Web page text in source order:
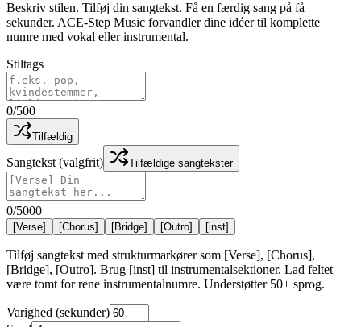
Beskriv stilen. Tilføj din sangtekst. Få en færdig sang på få
sekunder. ACE-Step Music forvandler dine idéer til komplette
numre med vokal eller instrumental.
Stiltags
0/500
Tilfældig
Sangtekst (valgfrit) Tilfældige sangtekster
0/5000
[Verse] [Chorus] [Bridge] [Outro] [inst]
Tilføj sangtekst med strukturmarkører som [Verse], [Chorus],
[Bridge], [Outro]. Brug [inst] til instrumentalsektioner. Lad feltet
være tomt for rene instrumentalnumre. Understøtter 50+ sprog.
Varighed (sekunder)